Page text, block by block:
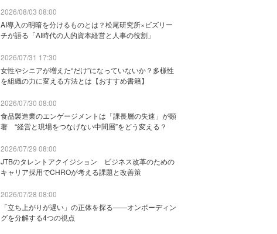
2026/08/03 08:00
AI導入の明暗を分けるものとは？松尾研究所×ビズリー
チが語る「AI時代の人的資本経営と人事の役割」
2026/07/31 17:30
女性やシニアが増えた“だけ”になっていないか？多様性
を組織の力に変える方法とは【おすすめ書籍】
2026/07/30 08:00
食品製造業のエンゲージメントは「課長層の失速」が顕
著 “経営と現場をつなげない中間層”をどう変える？
2026/07/29 08:00
JTBのタレントアクイジション ビジネス改革のための
キャリア採用でCHROが考える課題と改善策
2026/07/28 08:00
「立ち上がりが遅い」の正体を探る——オンボーディン
グを分解する4つの視点